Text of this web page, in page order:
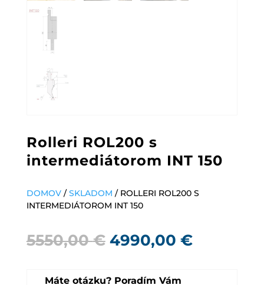
Rolleri ROL200 s
intermediátorom INT 150
DOMOV/SKLADOM / ROLLERI ROL200 S
INTERMEDIÁTOROM INT 150
5550,00€ Pôvodná
4990,00 €
Máte otázku? Poradím Vám